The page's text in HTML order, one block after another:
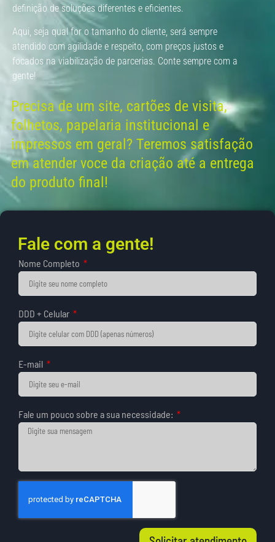
definição de soluções diferentes e eficientes.
Aqui, seja qual for o tamanho do cliente, será sempre
atendido com agilidade e respeito, com preços justos e
focados na viabilização de parcerias. Conte sempre com a
gente!
Precisa de um site, cartões de visita,
folhetos, papelaria institucional e
impressos em geral? Teremos satisfação
em atender voce da criação até a entrega
do produto final!
Fale com a gente!
Nome Completo
DDD + Celular
E-mail
Fale um pouco sobre a sua necessidade: